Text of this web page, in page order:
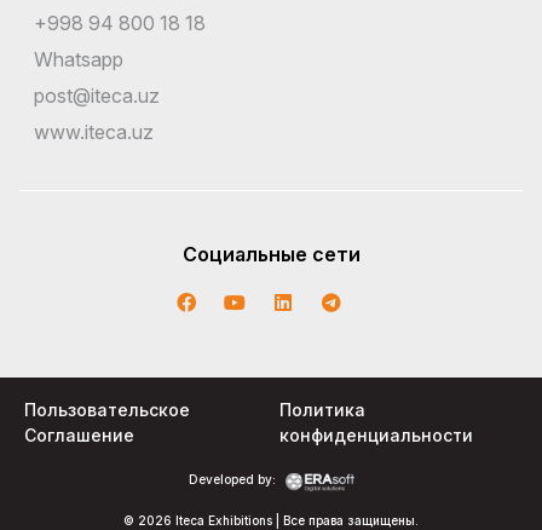
+998 94 800 18 18
Whatsapp
post@iteca.uz
www.iteca.uz
Социальные сети
© 2026 Iteca Exhibitions | Все права защищены.
Developed by:
Пользовательское
Соглашение
Политика
конфиденциальности